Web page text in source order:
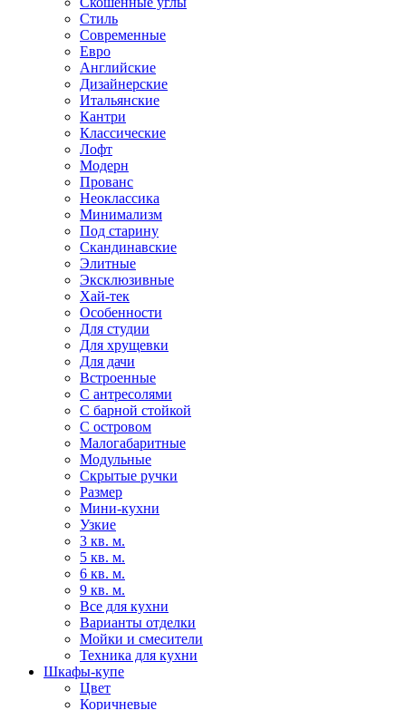
Стиль
Современные
Евро
Английские
Дизайнерские
Итальянские
Кантри
Классические
Лофт
Модерн
Прованс
Неоклассика
Минимализм
Под старину
Скандинавские
Элитные
Эксклюзивные
Хай-тек
Особенности
Для студии
Для хрущевки
Для дачи
Встроенные
С антресолями
С барной стойкой
С островом
Малогабаритные
Модульные
Скрытые ручки
Размер
Мини-кухни
Узкие
3 кв. м.
5 кв. м.
6 кв. м.
9 кв. м.
Все для кухни
Варианты отделки
Мойки и смесители
Техника для кухни
Шкафы-купе
Цвет
Коричневые